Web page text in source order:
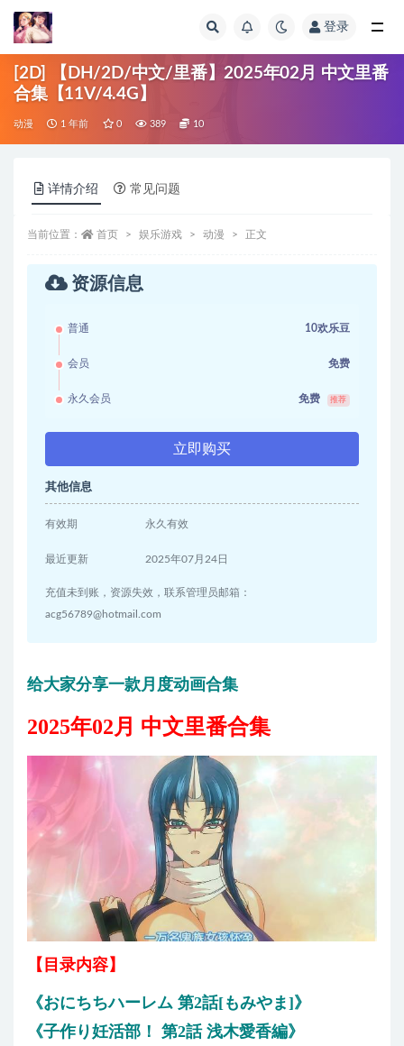
登录
[2D] 【DH/2D/中文/里番】2025年02月 中文里番
合集【11V/4.4G】
动漫 1 年前 0 389 10
详情介绍 常见问题
当前位置： 首页 娱乐游戏 动漫 正文
资源信息
普通 10欢乐豆
会员 免费
永久会员 免费 推荐
立即购买
其他信息
有效期 永久有效
最近更新 2025年07月24日
充值未到账，资源失效，联系管理员邮箱：
acg56789@hotmail.com
给大家分享一款月度动画合集
2025年02月 中文里番合集
【目录内容】
《おにちちハーレム 第2話[もみやま]》
《子作り妊活部！ 第2話 浅木愛香編》